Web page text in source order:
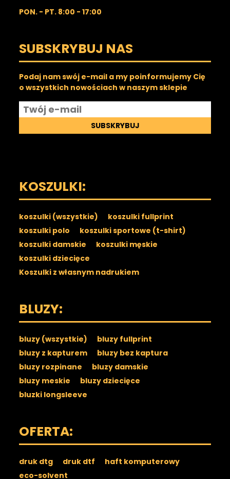
PON. - PT. 8:00 - 17:00
SUBSKRYBUJ NAS
Podaj nam swój e-mail a my poinformujemy Cię
o wszystkich nowościach w naszym sklepie
SUBSKRYBUJ
KOSZULKI:
koszulki (wszystkie)
koszulki fullprint
koszulki polo
koszulki sportowe (t-shirt)
koszulki damskie
koszulki męskie
koszulki dziecięce
Koszulki z własnym nadrukiem
BLUZY:
bluzy (wszystkie)
bluzy fullprint
bluzy z kapturem
bluzy bez kaptura
bluzy rozpinane
bluzy damskie
bluzy meskie
bluzy dziecięce
bluzki longsleeve
OFERTA:
druk dtg druk dtf
haft komputerowy
eco-solvent